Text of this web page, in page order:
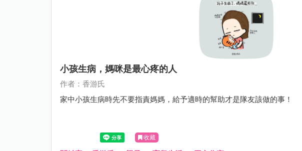
小孩生病，媽咪是最心疼的人
作者：香游氏
家中小孩生病時先不要指責媽媽，給予適時的幫助才是隊友該做的事！
收藏